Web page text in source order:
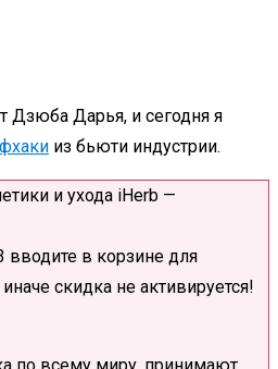
Дзюба Дарья, и сегодня я
из бьюти индустрии.
и ухода iHerb —
вводите в корзине для
скидка не активируется!
по всему миру, принимают